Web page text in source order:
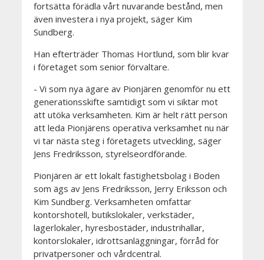
fortsätta förädla vårt nuvarande bestånd, men
även investera i nya projekt, säger Kim
Sundberg.
Han efterträder Thomas Hortlund, som blir kvar
i företaget som senior förvaltare.
- Vi som nya ägare av Pionjären genomför nu ett
generationsskifte samtidigt som vi siktar mot
att utöka verksamheten. Kim är helt rätt person
att leda Pionjärens operativa verksamhet nu när
vi tar nästa steg i företagets utveckling, säger
Jens Fredriksson, styrelseordförande.
Pionjären är ett lokalt fastighetsbolag i Boden
som ägs av Jens Fredriksson, Jerry Eriksson och
Kim Sundberg. Verksamheten omfattar
kontorshotell, butikslokaler, verkstäder,
lagerlokaler, hyresbostäder, industrihallar,
kontorslokaler, idrottsanläggningar, förråd för
privatpersoner och vårdcentral.